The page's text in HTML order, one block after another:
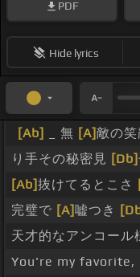
PDF
Hide lyrics
[Ab] _ 無 [A]敵の笑
り手その秘密見 [Db]
[Ab]抜けてるとこさ
完璧で [A]嘘つき
天才的なアンコール
You're my favorite,